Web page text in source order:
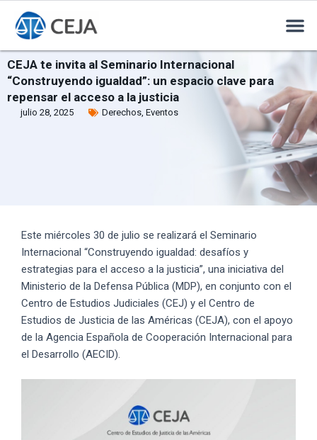
CEJA te invita al Seminario Internacional
“Construyendo igualdad”: un espacio clave para
repensar el acceso a la justicia
julio 28, 2025 Derechos, Eventos
Este miércoles 30 de julio se realizará el Seminario
Internacional “Construyendo igualdad: desafíos y
estrategias para el acceso a la justicia”, una iniciativa del
Ministerio de la Defensa Pública (MDP), en conjunto con el
Centro de Estudios Judiciales (CEJ) y el Centro de
Estudios de Justicia de las Américas (CEJA), con el apoyo
de la Agencia Española de Cooperación Internacional para
el Desarrollo (AECID).